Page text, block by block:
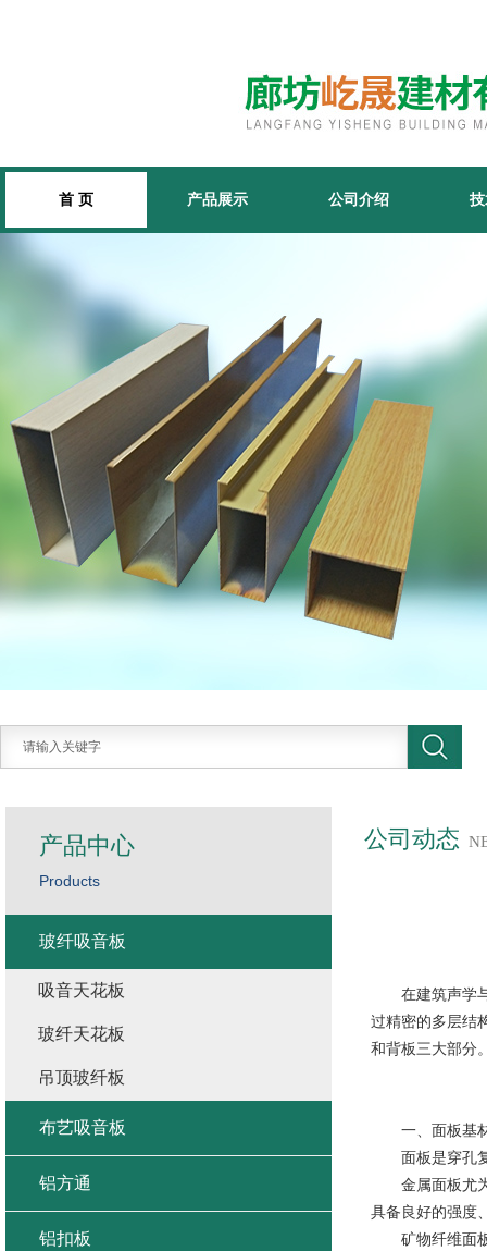
首 页 产品展示 公司介绍
公司动态
在建筑声学
过精密的多层结
和背板三大部分
一、面板基材
面板是穿孔复
金属面板尤为
具备良好的强度
矿物纤维面板
产品中心
Products
玻纤吸音板
吸音天花板
玻纤天花板
吊顶玻纤板
布艺吸音板
铝方通
铝扣板